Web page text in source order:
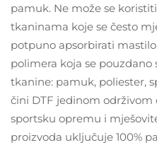
pamuk. Ne može se
tkaninama koje se često
potpuno apsorbirati
polimera koja se
tkanine: pamuk, poliester,
čini DTF jedinom
sportsku opremu i
proizvoda uključuje 100%